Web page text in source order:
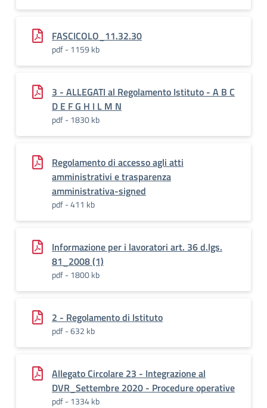
FASCICOLO_11.32.30
pdf - 1159 kb
3 - ALLEGATI al Regolamento Istituto - A B C
D E F G H I L M N
pdf - 1830 kb
Regolamento di accesso agli atti
amministrativi e trasparenza
amministrativa-signed
pdf - 411 kb
Informazione per i lavoratori art. 36 d.lgs.
81_2008 (1)
pdf - 1800 kb
2 - Regolamento di Istituto
pdf - 632 kb
Allegato Circolare 23 - Integrazione al
DVR_Settembre 2020 - Procedure operative
pdf - 1334 kb